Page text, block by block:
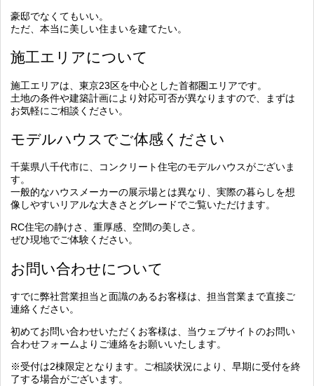
豪邸でなくてもいい。
ただ、本当に美しい住まいを建てたい。
施工エリアについて
施工エリアは、東京23区を中心とした首都圏エリアです。
土地の条件や建築計画により対応可否が異なりますので、まずは
お気軽にご相談ください。
モデルハウスでご体感ください
千葉県八千代市に、コンクリート住宅のモデルハウスがございま
す。
一般的なハウスメーカーの展示場とは異なり、実際の暮らしを想
像しやすいリアルな大きさとグレードでご覧いただけます。
RC住宅の静けさ、重厚感、空間の美しさ。
ぜひ現地でご体験ください。
お問い合わせについて
すでに弊社営業担当と面識のあるお客様は、担当営業まで直接ご
連絡ください。
初めてお問い合わせいただくお客様は、当ウェブサイトのお問い
合わせフォームよりご連絡をお願いいたします。
※受付は2棟限定となります。ご相談状況により、早期に受付を終
了する場合がございます。